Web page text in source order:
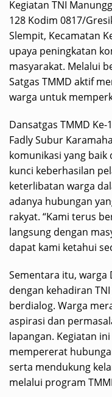
Kegiatan TNI
128 Kodim 0817/
Slempit, Kecamatan
upaya peningkatan
masyarakat. Melalui
Satgas TMMD aktif
warga untuk
Dansatgas TMMD
Fadly Subur
komunikasi yang
kunci keberhasilan
keterlibatan warga
adanya hubungan
rakyat. “Kami terus
langsung dengan
dapat kami ketahui
Sementara itu, warga
dengan kehadiran
berdialog. Warga
aspirasi dan
lapangan. Kegiatan
mempererat
serta mendukung
melalui program